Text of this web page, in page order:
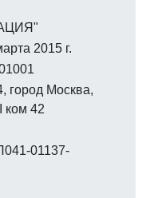
2015 г.
город Москва,
ком 42
01137-